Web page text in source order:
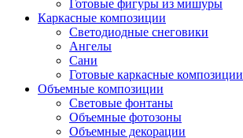
Готовые фигуры из мишуры
Каркасные композиции
Светодиодные снеговики
Ангелы
Сани
Готовые каркасные композиции
Объемные композиции
Световые фонтаны
Объемные фотозоны
Объемные декорации